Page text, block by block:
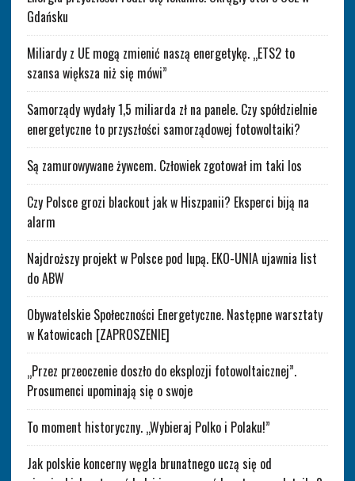
Gdańsku
Miliardy z UE mogą zmienić naszą energetykę. „ETS2 to
szansa większa niż się mówi”
Samorządy wydały 1,5 miliarda zł na panele. Czy spółdzielnie
energetyczne to przyszłości samorządowej fotowoltaiki?
Są zamurowywane żywcem. Człowiek zgotował im taki los
Czy Polsce grozi blackout jak w Hiszpanii? Eksperci biją na
alarm
Najdroższy projekt w Polsce pod lupą. EKO-UNIA ujawnia list
do ABW
Obywatelskie Społeczności Energetyczne. Następne warsztaty
w Katowicach [ZAPROSZENIE]
„Przez przeoczenie doszło do eksplozji fotowoltaicznej”.
Prosumenci upominają się o swoje
To moment historyczny. „Wybieraj Polko i Polaku!”
Jak polskie koncerny węgla brunatnego uczą się od